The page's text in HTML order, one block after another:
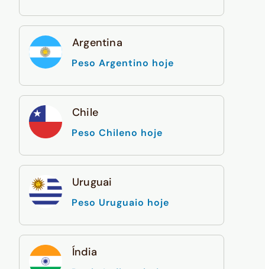
Argentina
Peso Argentino hoje
Chile
Peso Chileno hoje
Uruguai
Peso Uruguaio hoje
Índia